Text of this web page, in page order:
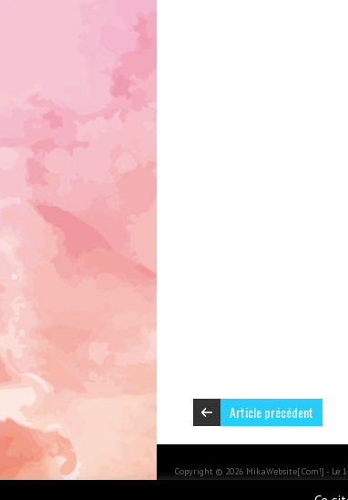
Article précédent
Copyright © 2026 MikaWebsite[.Com!] - Le